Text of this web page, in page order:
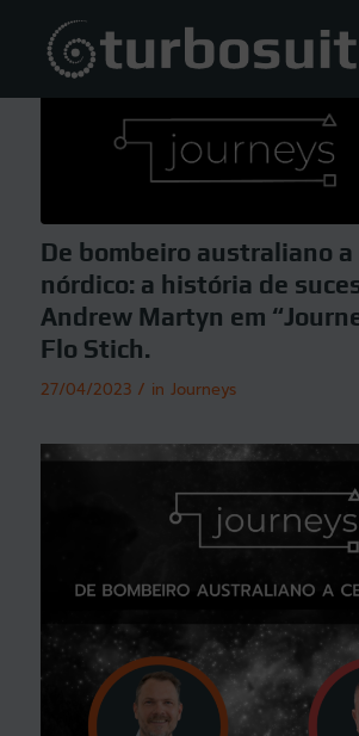
De bombeiro australiano a
nórdico: a história de
Andrew Martyn em
Flo Stich.
27/04/2023 / in Journeys